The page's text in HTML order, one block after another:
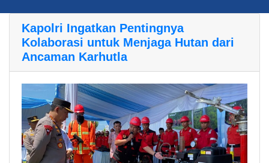
Kapolri Ingatkan Pentingnya
Kolaborasi untuk Menjaga Hutan dari
Ancaman Karhutla